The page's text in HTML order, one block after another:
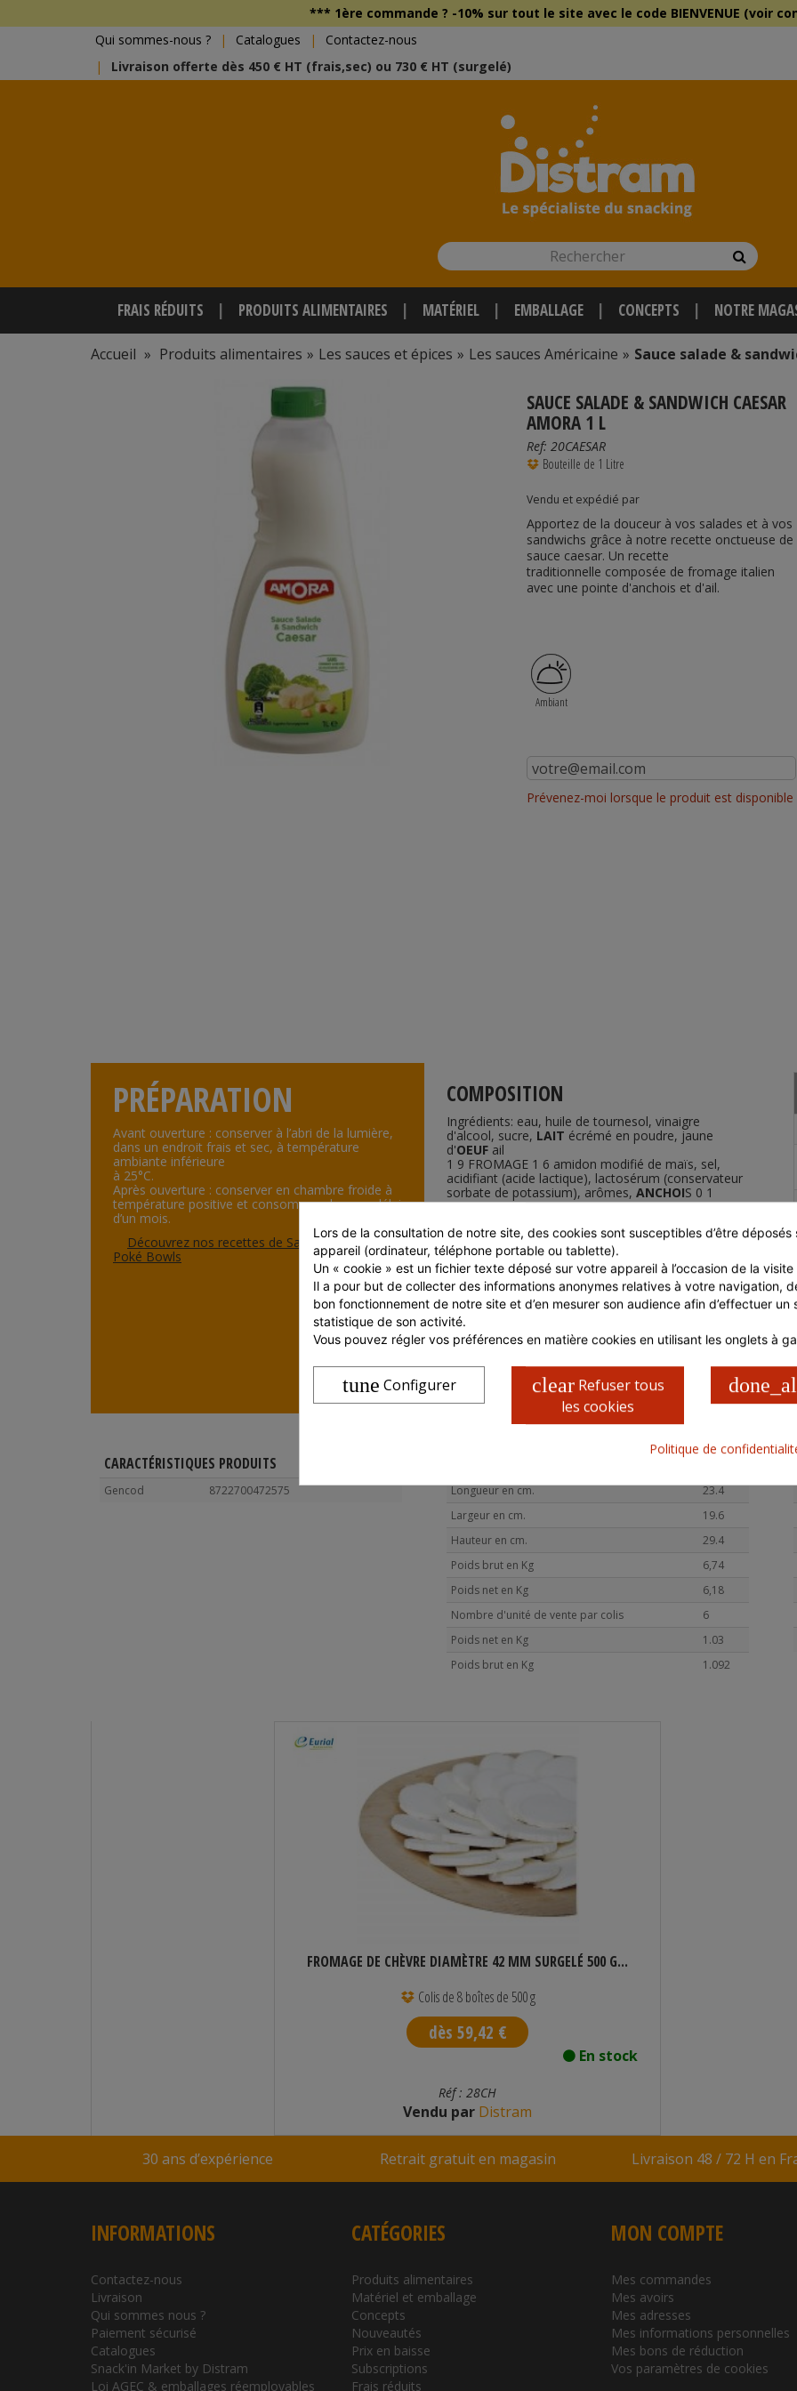
*** 1ère commande ? -10% sur tout le site avec le code BIENVENUE (voir
Qui sommes-nous ?
Catalogues
Contactez-nous
Livraison offerte dès 450 € HT (frais,sec) ou 730 € HT (surgelé)
Rechercher Rechercher
FRAIS RÉDUITS PRODUITS ALIMENTAIRES MATÉRIEL EMBALLAGE CONCEPTS NOTRE
Accueil » Produits alimentaires » Les sauces et épices » Les sauces Américaine » Sauce salade &
SAUCE SALADE & SANDWICH CAESAR
AMORA 1 L
Ref: 20CAESAR
Bouteille de 1 Litre
Vendu et expédié par
Apportez de la douceur à vos salades et à vos
sandwichs grâce à notre recette onctueuse de
sauce caesar. Un recette
traditionnelle composée de fromage italien
avec une pointe d'anchois et d'ail.
Ambiant
Prévenez-moi lorsque le produit est disponible
PRÉPARATION
Avant ouverture : conserver à l’abri de la lumière,
dans un endroit frais et sec, à température
ambiante inférieure
à 25°C.
Après ouverture : conserver en chambre froide à
température positive et consommer dans un délai
d’un mois.
Découvrez nos recettes de Salade César et de
Poké Bowls
COMPOSITION
Ingrédients: eau, huile de tournesol, vinaigre
d'alcool, sucre, LAIT écrémé en poudre, jaune
d'OEUF ail
1 9 FROMAGE 1 6 amidon modifié de maïs, sel,
acidifiant (acide lactique), lactosérum (conservateur
sorbate de potassium), arômes, ANCHOIS 0 1
épaississant (gomme xanthane), sirop de
385 jus de citron concentré)
Allergènes présents dans la recette : LAIT, OEUF , POISSON (
ANCHOIS )
Garantie sans OGM
Garantie sans ionisation
Cette composition est donnée à titre commerciale et seule la
liste d'ingrédients qui figure sur l'étiquette du produit fait foi.
Prenez connaissance des informations présentes sur
l'emballage du produit, à la livraison et/ou avant toute
consommation, notamment si vous présentez des risques
CARACTÉRISTIQUES PRODUITS
Gencod 8722700472575 Longueur en cm.
23.4
Largeur en cm.
19.6
Hauteur en cm.
29.4
Poids brut en Kg
6,74
Poids net en Kg
6,18
Nombre d'unité de vente par colis
6
Poids net en Kg
1.03
Poids brut en Kg
1.092
FROMAGE DE CHÈVRE DIAMÈTRE 42 MM SURGELÉ 500 G...
Colis de 8 boîtes de 500 g
dès 59,42 €
En stock
Réf : 28CH
Vendu par Distram
30 ans d’expérience Retrait gratuit en magasin Livraison 48 / 72 H en
INFORMATIONS
Contactez-nous
Livraison
Qui sommes nous ?
Paiement sécurisé
Catalogues
Snack'in Market by Distram
Loi AGEC & emballages réemployables
CATÉGORIES
Produits alimentaires
Matériel et emballage
Concepts
Nouveautés
Prix en baisse
Subscriptions
Frais réduits
MON COMPTE
Mes commandes
Mes avoirs
Mes adresses
Mes informations personnelles
Mes bons de réduction
Vos paramètres de cookies
Lors de la consultation de notre site, des cookies sont susceptibles d’être déposés
appareil (ordinateur, téléphone portable ou tablette).
Un « cookie » est un fichier texte déposé sur votre appareil à l’occasion de la
Il a pour but de collecter des informations anonymes relatives à votre navigation,
bon fonctionnement de notre site et d’en mesurer son audience afin d’effectuer un
statistique de son activité.
Vous pouvez régler vos préférences en matière cookies en utilisant les onglets à
clear Refuser tous
les cookies
tune Configurer
Politique de